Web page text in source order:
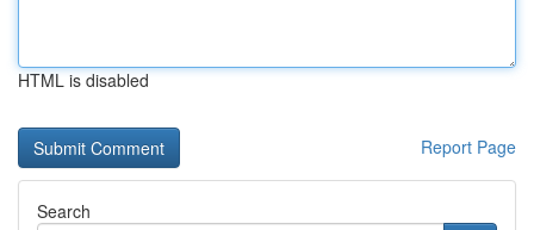
HTML is disabled
Report Page
Search